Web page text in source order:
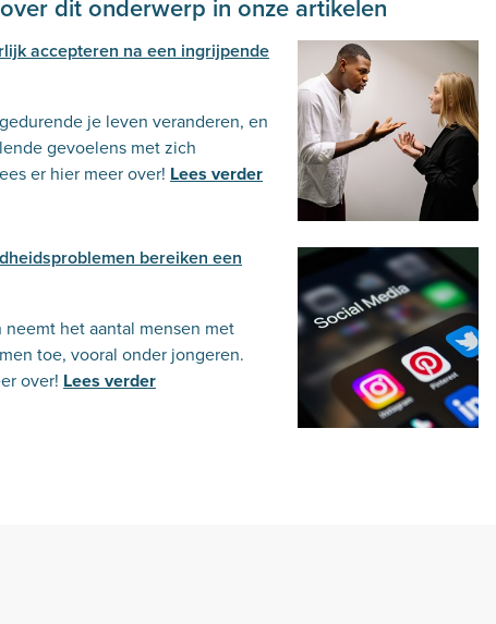
dit onderwerp in onze artikelen
accepteren na een ingrijpende
je leven veranderen, en
gevoelens met zich
er hier meer over! Lees verder
bereiken een
neemt het aantal mensen met
toe, vooral onder jongeren.
over! Lees verder